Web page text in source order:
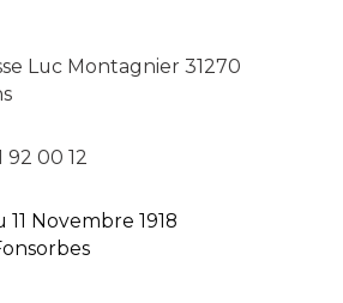
Luc Montagnier 31270
92 00 12
11 Novembre 1918